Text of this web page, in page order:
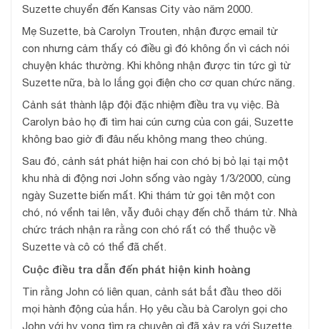
Suzette chuyển đến Kansas City vào năm 2000.
Mẹ Suzette, bà Carolyn Trouten, nhận được email từ
con nhưng cảm thấy có điều gì đó không ổn vì cách nói
chuyện khác thường. Khi không nhận được tin tức gì từ
Suzette nữa, bà lo lắng gọi điện cho cơ quan chức năng.
Cảnh sát thành lập đội đặc nhiệm điều tra vụ việc. Bà
Carolyn bảo họ đi tìm hai cún cưng của con gái, Suzette
không bao giờ đi đâu nếu không mang theo chúng.
Sau đó, cảnh sát phát hiện hai con chó bị bỏ lại tại một
khu nhà di động nơi John sống vào ngày 1/3/2000, cùng
ngày Suzette biến mất. Khi thám tử gọi tên một con
chó, nó vểnh tai lên, vẫy đuôi chạy đến chỗ thám tử. Nhà
chức trách nhận ra rằng con chó rất có thể thuộc về
Suzette và cô có thể đã chết.
Cuộc điều tra dẫn đến phát hiện kinh hoàng
Tin rằng John có liên quan, cảnh sát bắt đầu theo dõi
mọi hành động của hắn. Họ yêu cầu bà Carolyn gọi cho
John với hy vọng tìm ra chuyện gì đã xảy ra với Suzette.